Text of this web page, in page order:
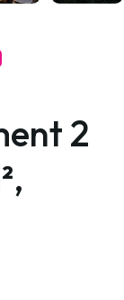
2